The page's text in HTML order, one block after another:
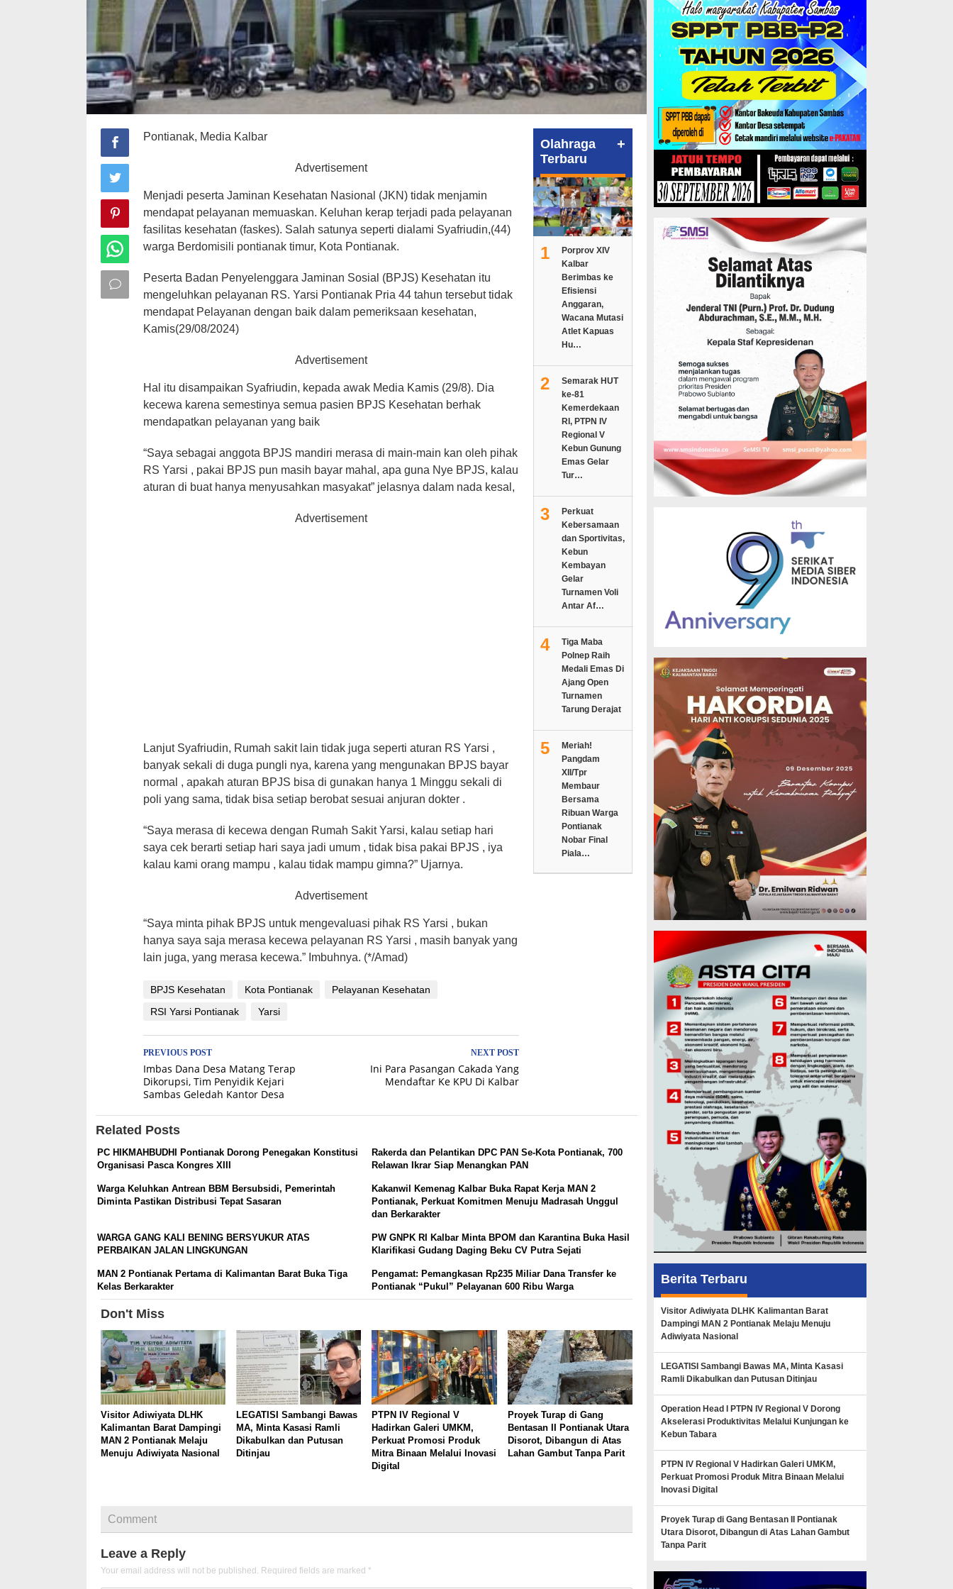
Pontianak, Media Kalbar
Menjadi peserta Jaminan Kesehatan Nasional (JKN) tidak menjamin
mendapat pelayanan memuaskan. Keluhan kerap terjadi pada pelayanan
fasilitas kesehatan (faskes). Salah satunya seperti dialami Syafriudin,(44)
warga Berdomisili pontianak timur, Kota Pontianak.
Peserta Badan Penyelenggara Jaminan Sosial (BPJS) Kesehatan itu
mengeluhkan pelayanan RS. Yarsi Pontianak Pria 44 tahun tersebut tidak
mendapat Pelayanan dengan baik dalam pemeriksaan kesehatan,
Kamis(29/08/2024)
Hal itu disampaikan Syafriudin, kepada awak Media Kamis (29/8). Dia
kecewa karena semestinya semua pasien BPJS Kesehatan berhak
mendapatkan pelayanan yang baik
“Saya sebagai anggota BPJS mandiri merasa di main-main kan oleh pihak
RS Yarsi , pakai BPJS pun masih bayar mahal, apa guna Nye BPJS, kalau
aturan di buat hanya menyusahkan masyakat” jelasnya dalam nada kesal,
Lanjut Syafriudin, Rumah sakit lain tidak juga seperti aturan RS Yarsi ,
banyak sekali di duga pungli nya, karena yang mengunakan BPJS bayar
normal , apakah aturan BPJS bisa di gunakan hanya 1 Minggu sekali di
poli yang sama, tidak bisa setiap berobat sesuai anjuran dokter .
“Saya merasa di kecewa dengan Rumah Sakit Yarsi, kalau setiap hari
saya cek berarti setiap hari saya jadi umum , tidak bisa pakai BPJS , iya
kalau kami orang mampu , kalau tidak mampu gimna?” Ujarnya.
“Saya minta pihak BPJS untuk mengevaluasi pihak RS Yarsi , bukan
hanya saya saja merasa kecewa pelayanan RS Yarsi , masih banyak yang
lain juga, yang merasa kecewa.” Imbuhnya. (*/Amad)
BPJS Kesehatan Kota Pontianak
Pelayanan Kesehatan
RSI Yarsi Pontianak
Yarsi
Post
navigation
PREVIOUS POST
Imbas Dana Desa Matang Terap
Dikorupsi, Tim Penyidik Kejari
Sambas Geledah Kantor Desa
NEXT POST
Ini Para Pasangan Cakada Yang
Mendaftar Ke KPU Di Kalbar
Olahraga
Terbaru
+
1
Porprov XIV
Kalbar
Berimbas ke
Efisiensi
Anggaran,
Wacana Mutasi
Atlet Kapuas
Hu…
2
Semarak HUT
ke-81
Kemerdekaan
RI, PTPN IV
Regional V
Kebun Gunung
Emas Gelar
Tur…
3
Perkuat
Kebersamaan
dan Sportivitas,
Kebun
Kembayan
Gelar
Turnamen Voli
Antar Af…
4
Tiga Maba
Polnep Raih
Medali Emas Di
Ajang Open
Turnamen
Tarung Derajat
5
Meriah!
Pangdam
XII/Tpr
Membaur
Bersama
Ribuan Warga
Pontianak
Nobar Final
Piala…
Related Posts
PC HIKMAHBUDHI Pontianak Dorong Penegakan Konstitusi
Organisasi Pasca Kongres XIII
Rakerda dan Pelantikan DPC PAN Se-Kota Pontianak, 700
Relawan Ikrar Siap Menangkan PAN
Warga Keluhkan Antrean BBM Bersubsidi, Pemerintah
Diminta Pastikan Distribusi Tepat Sasaran
Kakanwil Kemenag Kalbar Buka Rapat Kerja MAN 2
Pontianak, Perkuat Komitmen Menuju Madrasah Unggul
dan Berkarakter
WARGA GANG KALI BENING BERSYUKUR ATAS
PERBAIKAN JALAN LINGKUNGAN
PW GNPK RI Kalbar Minta BPOM dan Karantina Buka Hasil
Klarifikasi Gudang Daging Beku CV Putra Sejati
MAN 2 Pontianak Pertama di Kalimantan Barat Buka Tiga
Kelas Berkarakter
Pengamat: Pemangkasan Rp235 Miliar Dana Transfer ke
Pontianak “Pukul” Pelayanan 600 Ribu Warga
Don't Miss
Visitor Adiwiyata DLHK
Kalimantan Barat Dampingi
MAN 2 Pontianak Melaju
Menuju Adiwiyata Nasional
LEGATISI Sambangi Bawas
MA, Minta Kasasi Ramli
Dikabulkan dan Putusan
Ditinjau
PTPN IV Regional V
Hadirkan Galeri UMKM,
Perkuat Promosi Produk
Mitra Binaan Melalui Inovasi
Digital
Proyek Turap di Gang
Bentasan II Pontianak Utara
Disorot, Dibangun di Atas
Lahan Gambut Tanpa Parit
Comment
Leave a Reply
Your email address will not be published. Required fields are marked *
Berita Terbaru
Visitor Adiwiyata DLHK Kalimantan Barat
Dampingi MAN 2 Pontianak Melaju Menuju
Adiwiyata Nasional
LEGATISI Sambangi Bawas MA, Minta Kasasi
Ramli Dikabulkan dan Putusan Ditinjau
Operation Head I PTPN IV Regional V Dorong
Akselerasi Produktivitas Melalui Kunjungan ke
Kebun Tabara
PTPN IV Regional V Hadirkan Galeri UMKM,
Perkuat Promosi Produk Mitra Binaan Melalui
Inovasi Digital
Proyek Turap di Gang Bentasan II Pontianak
Utara Disorot, Dibangun di Atas Lahan Gambut
Tanpa Parit